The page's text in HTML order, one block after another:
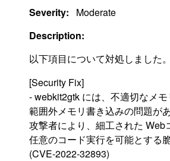
Severity:
Moderate
Description:
以下項目について対処しました。
[Security Fix]
- webkit2gtk には、不適切なメ
範囲外メモリ書き込みの問題が
攻撃者により、細工された Web
任意のコード実行を可能とする
(CVE-2022-32893)